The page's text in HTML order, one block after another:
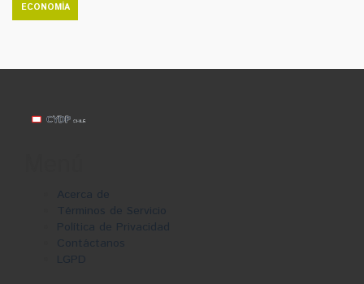
ECONOMÍA
Acerca de
Términos de Servicio
Política de Privacidad
Contáctanos
LGPD